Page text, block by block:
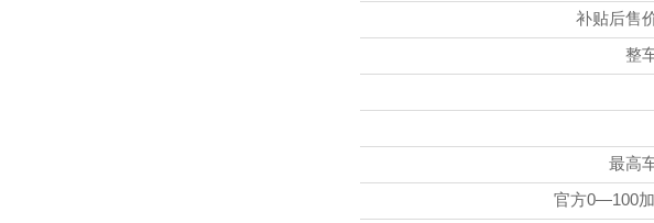
补贴后售
整
最高
官方0—100